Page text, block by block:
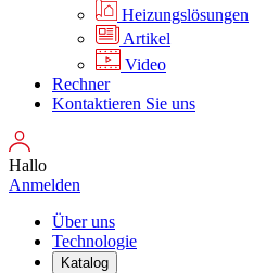
Heizungslösungen
Artikel
Video
Rechner
Kontaktieren Sie uns
Hallo
Anmelden
Über uns
Technologie
Katalog